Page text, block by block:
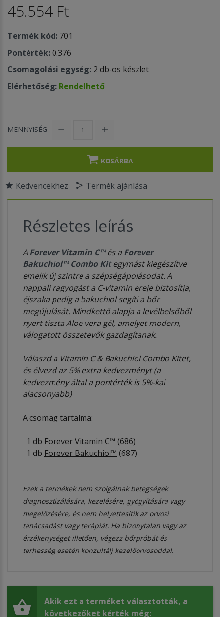
45.554 Ft
Termék kód: 701
Pontérték:0.376
Csomagolási egység: 2 db-os készlet
Elérhetőség: Rendelhető
MENNYISÉG
KOSÁRBA
Kedvencekhez Termék ajánlása
Részletes leírás
A Forever Vitamin C™és a Forever
Bakuchiol™ Combo Kitegymást kiegészítve
emelik új szintre a szépségápolásodat. A
nappali ragyogást a C-vitamin ereje biztosítja,
éjszaka pedig a bakuchiol segíti a bőr
megújulását. Mindkettő alapja a levélbelsőből
nyert tiszta Aloe vera gél, amelyet modern,
válogatott összetevők gazdagítanak.
Válaszd a Vitamin C & Bakuchiol Combo Kitet,
és élvezd az 5% extra kedvezményt (a
kedvezmény által a pontérték is 5%-kal
alacsonyabb)
A csomag tartalma:
1 db Forever Vitamin C™ (686)
1 db Forever Bakuchiol™ (687)
Ezek a termékek nem szolgálnak betegségek
diagnosztizálására, kezelésére, gyógyítására vagy
megelőzésére, és nem helyettesítik az orvosi
tanácsadást vagy terápiát. Ha bizonytalan vagy az
érzékenységet illetően, végezz bőrpróbát és
terhesség esetén konzultálj kezelőorvosoddal.
Akik ezt a terméket választották, a
következőket kérték még: